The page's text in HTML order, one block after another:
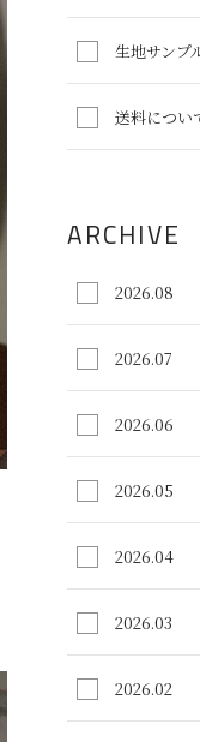
生地サンプ
送料につい
ARCHIVE
2026.08
2026.07
2026.06
2026.05
2026.04
2026.03
2026.02